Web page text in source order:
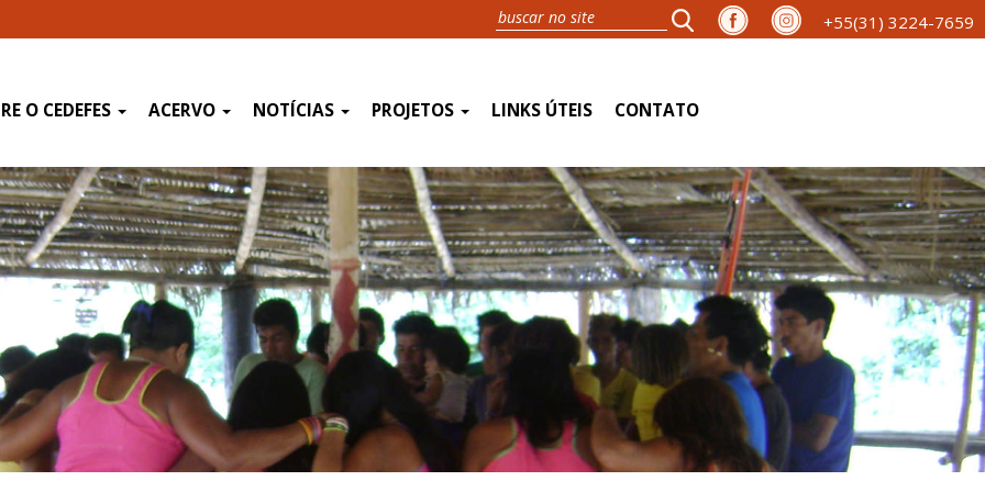
+55(31) 3224-7659
O CEDEFES ACERVO NOTÍCIAS PROJETOS LINKS ÚTEIS CONTATO